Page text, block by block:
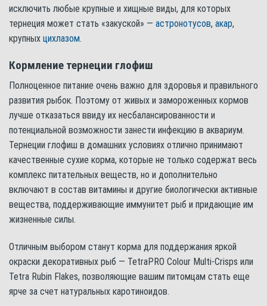
исключить любые крупные и хищные виды, для которых
тернеция может стать «закуской» — астронотусов, акар,
крупных цихлазом.
Кормление тернеции глофиш
Полноценное питание очень важно для здоровья и правильного
развития рыбок. Поэтому от живых и замороженных кормов
лучше отказаться ввиду их несбалансированности и
потенциальной возможности занести инфекцию в аквариум.
Тернеции глофиш в домашних условиях отлично принимают
качественные сухие корма, которые не только содержат весь
комплекс питательных веществ, но и дополнительно
включают в состав витамины и другие биологически активные
вещества, поддерживающие иммунитет рыб и придающие им
жизненные силы.
Отличным выбором станут корма для поддержания яркой
окраски декоративных рыб — TetraPRO Colour Multi-Crisps или
Tetra Rubin Flakes, позволяющие вашим питомцам стать еще
ярче за счет натуральных каротиноидов.